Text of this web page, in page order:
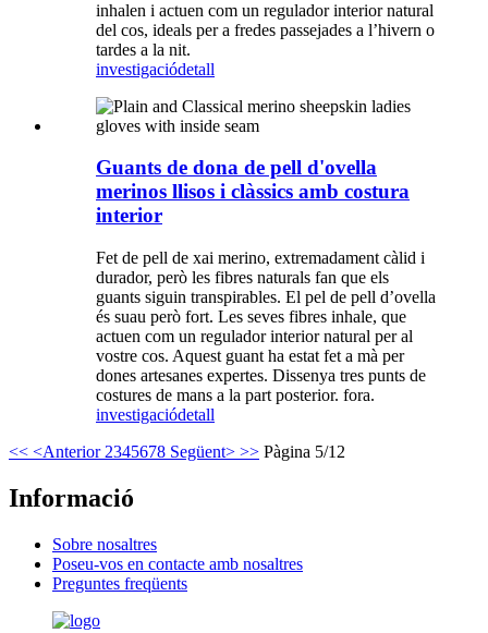
inhalen i actuen com un regulador interior natural
del cos, ideals per a fredes passejades a l’hivern o
tardes a la nit.
investigaciódetall
Guants de dona de pell d'ovella
merinos llisos i clàssics amb costura
interior
Fet de pell de xai merino, extremadament càlid i
durador, però les fibres naturals fan que els
guants siguin transpirables. El pel de pell d’ovella
és suau però fort. Les seves fibres inhale, que
actuen com un regulador interior natural per al
vostre cos. Aquest guant ha estat fet a mà per
dones artesanes expertes. Dissenya tres punts de
costures de mans a la part posterior. fora.
investigaciódetall
<< <Anterior 2345678 Següent> >> Pàgina 5/12
Informació
Sobre nosaltres
Poseu-vos en contacte amb nosaltres
Preguntes freqüents